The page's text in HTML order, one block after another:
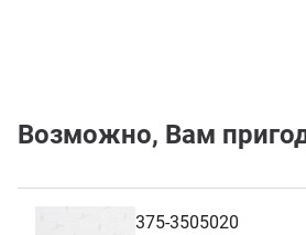
Возможно, Вам
375-3505020